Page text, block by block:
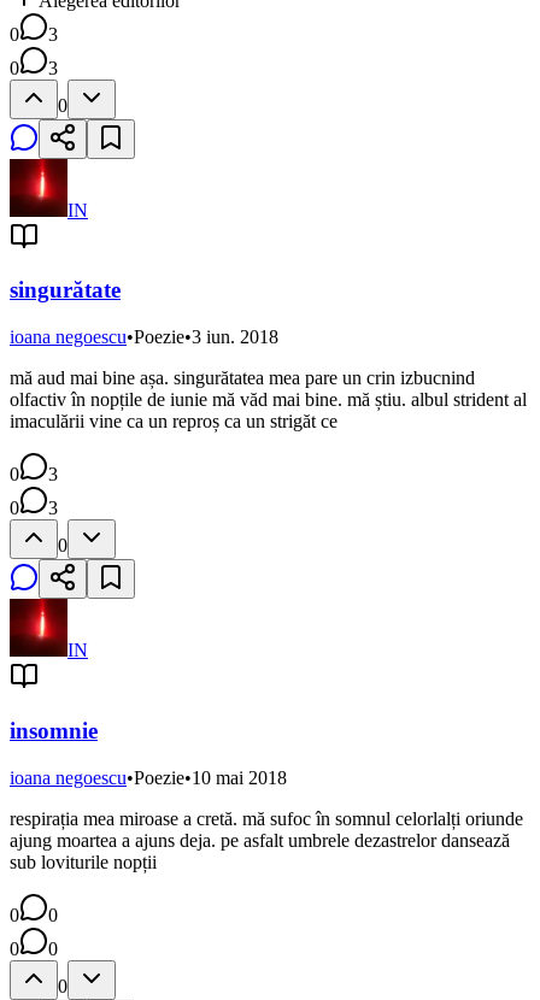
0
3
0
3
0
IN
singurătate
ioana negoescu•Poezie•3 iun. 2018
mă aud mai bine așa. singurătatea mea pare un crin izbucnind
olfactiv în nopțile de iunie mă văd mai bine. mă știu. albul strident al
imaculării vine ca un reproș ca un strigăt ce
0
3
0
3
0
IN
insomnie
ioana negoescu•Poezie•10 mai 2018
respirația mea miroase a cretă. mă sufoc în somnul celorlalți oriunde
ajung moartea a ajuns deja. pe asfalt umbrele dezastrelor dansează
sub loviturile nopții
0
0
0
0
0